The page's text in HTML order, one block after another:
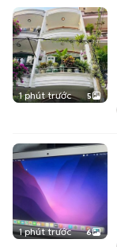
1 phút trước 5
1 phút trước 6